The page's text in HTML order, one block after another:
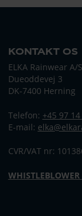
KONTAKT OS
ELKA Rainwear A/S
Dueoddevej 3
DK-7400 Herning
Telefon: +45 97
E-mail:
CVR/VAT nr: